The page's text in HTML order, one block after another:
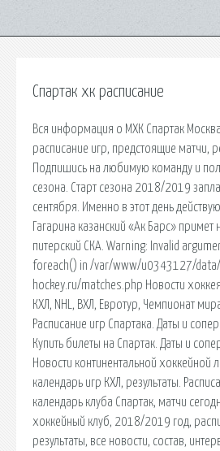
Спартак хк расписание
Вся информация о МХК Спартак
расписание игр, предстоящие матчи,
Подпишись на любимую команду и
сезона. Старт сезона 2018/2019
сентября. Именно в этот день
Гагарина казанский «Ак Барс»
питерский СКА. Warning: Invalid
foreach() in /var/www/u0343127/
hockey.ru/matches.php Новости
КХЛ, NHL, ВХЛ, Евротур, Чемпионат
Расписание игр Спартака. Даты и
Купить билеты на Спартак. Даты и
Новости континентальной хоккейной
календарь игр КХЛ, результаты.
календарь клуба Спартак, матчи
хоккейный клуб, 2018/2019 год,
результаты, все новости, состав,